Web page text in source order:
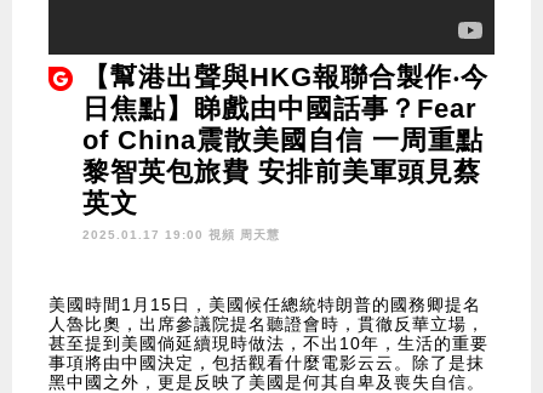
【幫港出聲與HKG報聯合製作‧今
日焦點】睇戲由中國話事？Fear
of China震散美國自信 一周重點
黎智英包旅費 安排前美軍頭見蔡
英文
2025.01.17 19:00 視頻 周天慧
美國時間1月15日，美國候任總統特朗普的國務卿提名
人魯比奧，出席參議院提名聽證會時，貫徹反華立場，
甚至提到美國倘延續現時做法，不出10年，生活的重要
事項將由中國決定，包括觀看什麼電影云云。除了是抹
黑中國之外，更是反映了美國是何其自卑及喪失自信。